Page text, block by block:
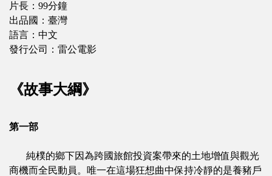
片長：99分鐘
出品國：臺灣
語言：中文
發行公司：雷公電影
《故事大綱》
第一部
純樸的鄉下因為跨國旅館投資案帶來的土地增值與觀光
商機而全民動員。唯一在這場狂想曲中保持冷靜的是養豬戶